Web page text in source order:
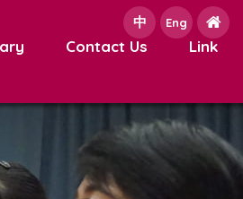
中 Eng
Contact Us Link